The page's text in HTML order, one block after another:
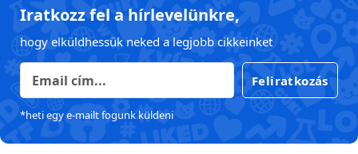
Iratkozz fel a hírlevelünkre,
hogy elküldhessük neked a legjobb cikkeinket
Feliratkozás
*heti egy e-mailt fogunk küldeni